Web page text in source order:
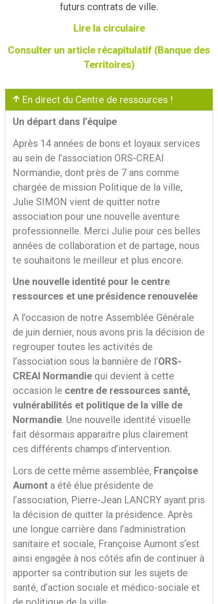
futurs contrats de ville.
Lire la circulaire
Consulter un article récapitulatif (Banque des
Territoires)
En direct du Centre de ressources !
Un départ dans l’équipe
Après 14 années de bons et loyaux services
au sein de l’association ORS-CREAI
Normandie, dont près de 7 ans comme
chargée de mission Politique de la ville,
Julie SIMON vient de quitter notre
association pour une nouvelle aventure
professionnelle. Merci Julie pour ces belles
années de collaboration et de partage, nous
te souhaitons le meilleur et plus encore.
Une nouvelle identité pour le centre
ressources et une présidence renouvelée
A l’occasion de notre Assemblée Générale
de juin dernier, nous avons pris la décision de
regrouper toutes les activités de
l’association sous la bannière de l’ORS-
CREAI Normandie qui devient à cette
occasion le centre de ressources santé,
vulnérabilités et politique de la ville de
Normandie. Une nouvelle identité visuelle
fait désormais apparaitre plus clairement
ces différents champs d’intervention.
Lors de cette même assemblée, Françoise
Aumont a été élue présidente de
l’association, Pierre-Jean LANCRY ayant pris
la décision de quitter la présidence. Après
une longue carrière dans l’administration
sanitaire et sociale, Françoise Aumont s’est
ainsi engagée à nos côtés afin de continuer à
apporter sa contribution sur les sujets de
santé, d’action sociale et médico-sociale et